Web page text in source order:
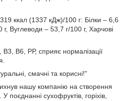
319 ккал (1337 кДж)/100 г: Білки – 6,6
Вуглеводи – 53,7 г/100 г, Харчові
В3, В6, РР, сприяє нормалізації
смачні та корисні!"
нашу компанію на створення
поєднанні сухофруктів, горіхів,